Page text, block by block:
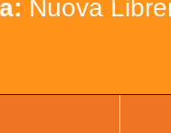
Nuova